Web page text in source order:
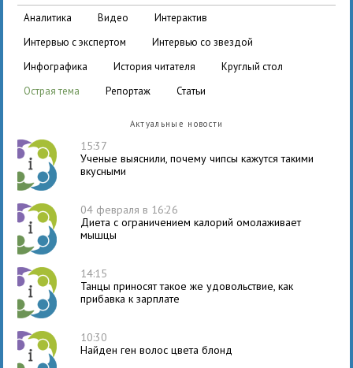
аналитика видео
интерактив
интервью с экспертом
интервью со звездой
инфографика
история читателя
круглый стол
острая тема
репортаж статьи
Актуальные новости
15:37
Ученые выяснили, почему чипсы кажутся такими
вкусными
04 февраля в 16:26
Диета с ограничением калорий омолаживает
мышцы
14:15
Танцы приносят такое же удовольствие, как
прибавка к зарплате
10:30
Найден ген волос цвета блонд